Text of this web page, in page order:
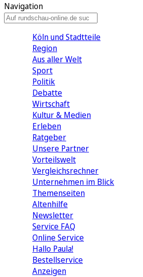
Navigation
Köln und Stadtteile
Region
Aus aller Welt
Sport
Politik
Debatte
Wirtschaft
Kultur & Medien
Erleben
Ratgeber
Unsere Partner
Vorteilswelt
Vergleichsrechner
Unternehmen im Blick
Themenseiten
Altenhilfe
Newsletter
Service FAQ
Online Service
Hallo Paula!
Bestellservice
Anzeigen